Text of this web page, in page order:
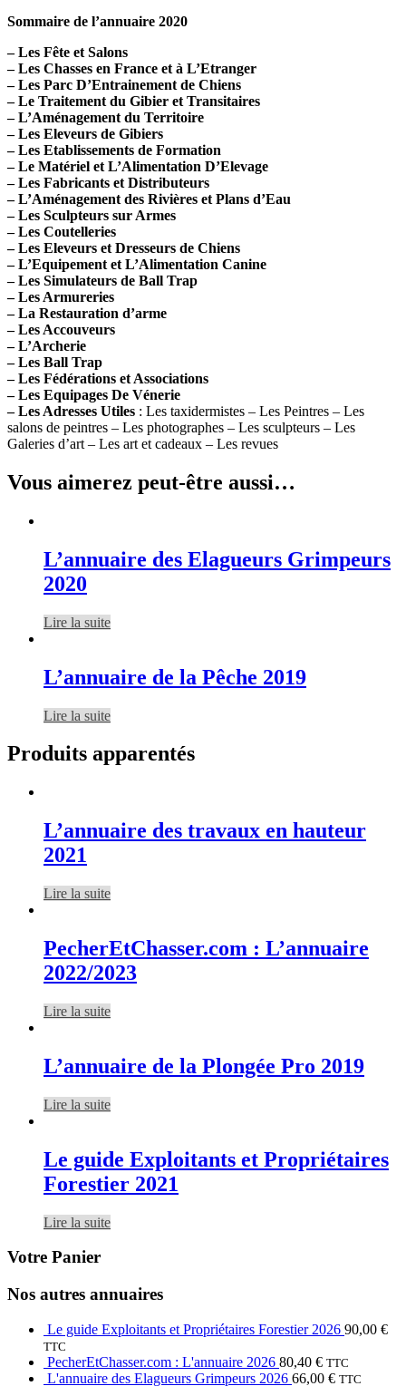
Sommaire de l’annuaire 2020
– Les Fête et Salons
– Les Chasses en France et à L’Etranger
– Les Parc D’Entrainement de Chiens
– Le Traitement du Gibier et Transitaires
– L’Aménagement du Territoire
– Les Eleveurs de Gibiers
– Les Etablissements de Formation
– Le Matériel et L’Alimentation D’Elevage
– Les Fabricants et Distributeurs
– L’Aménagement des Rivières et Plans d’Eau
– Les Sculpteurs sur Armes
– Les Coutelleries
– Les Eleveurs et Dresseurs de Chiens
– L’Equipement et L’Alimentation Canine
– Les Simulateurs de Ball Trap
– Les Armureries
– La Restauration d’arme
– Les Accouveurs
– L’Archerie
– Les Ball Trap
– Les Fédérations et Associations
– Les Equipages De Vénerie
– Les Adresses Utiles : Les taxidermistes – Les Peintres – Les
salons de peintres – Les photographes – Les sculpteurs – Les
Galeries d’art – Les art et cadeaux – Les revues
Vous aimerez peut-être aussi…
L’annuaire des Elagueurs Grimpeurs
2020
Lire la suite
L’annuaire de la Pêche 2019
Lire la suite
Produits apparentés
L’annuaire des travaux en hauteur
2021
Lire la suite
PecherEtChasser.com : L’annuaire
2022/2023
Lire la suite
L’annuaire de la Plongée Pro 2019
Lire la suite
Le guide Exploitants et Propriétaires
Forestier 2021
Lire la suite
Votre Panier
Nos autres annuaires
Le guide Exploitants et Propriétaires Forestier 2026 90,00 €
TTC
PecherEtChasser.com : L'annuaire 2026 80,40 € TTC
L'annuaire des Elagueurs Grimpeurs 2026 66,00 € TTC